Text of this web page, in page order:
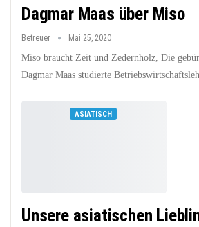
Dagmar Maas über Miso
Betreuer Mai 25, 2020
Miso braucht Zeit und Zedernholz, Die
Dagmar Maas studierte
ASIATISCH
Unsere asiatischen